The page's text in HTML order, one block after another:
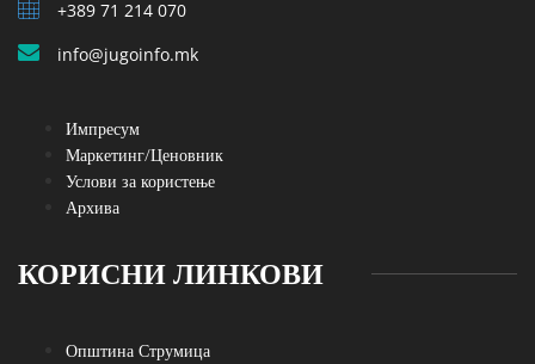
+389 71 214 070
info@jugoinfo.mk
Импресум
Маркетинг/Ценовник
Услови за користење
Архива
КОРИСНИ ЛИНКОВИ
Општина Струмица